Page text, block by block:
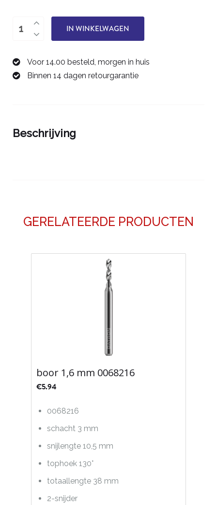
0068249
aantal
IN WINKELWAGEN
Voor 14.00 besteld, morgen in huis
Binnen 14 dagen retourgarantie
Beschrijving
GERELATEERDE PRODUCTEN
boor 1,6 mm 0068216
€5.94
0068216
schacht 3 mm
snijlengte 10,5 mm
tophoek 130°
totaallengte 38 mm
2-snijder